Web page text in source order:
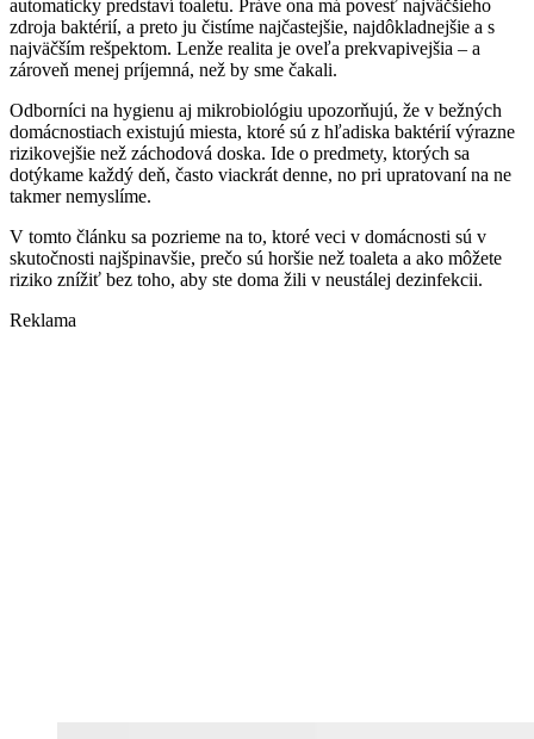
automaticky predstaví toaletu. Práve ona má povesť najväčšieho
zdroja baktérií, a preto ju čistíme najčastejšie, najdôkladnejšie a s
najväčším rešpektom. Lenže realita je oveľa prekvapivejšia – a
zároveň menej príjemná, než by sme čakali.
Odborníci na hygienu aj mikrobiológiu upozorňujú, že v bežných
domácnostiach existujú miesta, ktoré sú z hľadiska baktérií výrazne
rizikovejšie než záchodová doska. Ide o predmety, ktorých sa
dotýkame každý deň, často viackrát denne, no pri upratovaní na ne
takmer nemyslíme.
V tomto článku sa pozrieme na to, ktoré veci v domácnosti sú v
skutočnosti najšpinavšie, prečo sú horšie než toaleta a ako môžete
riziko znížiť bez toho, aby ste doma žili v neustálej dezinfekcii.
Reklama